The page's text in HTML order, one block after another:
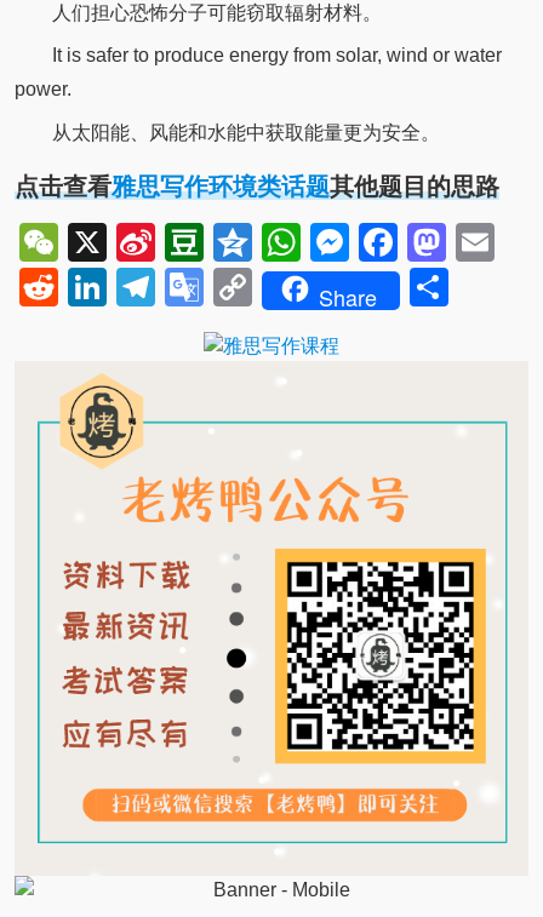
人们担心恐怖分子可能窃取辐射材料。
It is safer to produce energy from solar, wind or water
power.
从太阳能、风能和水能中获取能量更为安全。
点击查看雅思写作环境类话题其他题目的思路
WeChat
X
Sina
Weibo
Douban
QzoneWhatsApp
Messenger
RedditLinkedIn
Telegram
Google
Translate
Copy
Link
Share